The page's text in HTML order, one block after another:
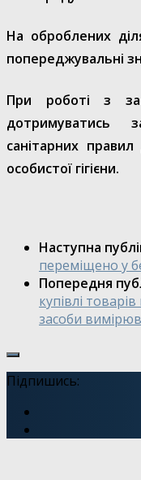
На оброблених
попереджувальні
При роботі з
дотримуватись
санітарних
особистої гігієни.
Наступна
переміщено у
Попередня
купівлі
засоби
Підпишись: